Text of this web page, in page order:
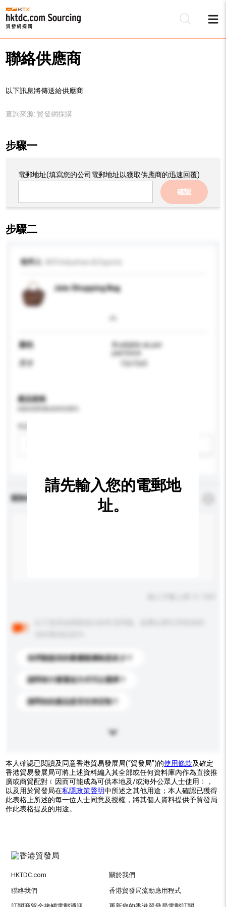
聯絡供應商
以下訊息將傳送給供應商:
查詢來源: 貿發網採購
步驟一
電郵地址(填寫您的公司電郵地址以獲取供應商的迅速回覆)
確認
步驟二
收件人
Jute Shopping Bag
顏色
Available as per
parntone
12x15x5
產品規格
查詢內容
你們能提供的最優惠價格是多少？
請問有什麼運送方式可以選擇？
請問你的產品是否支持定制？
請先輸入您的電郵地
址。
本人確認已閱讀及同意香港貿易發展局(“貿發局”)的使用條款及確定
香港貿易發展局可將上述資料編入其全部或任何資料庫內作為直接推
廣或商貿配對﹝因而可能成為可供本地及/或海外公眾人士使用﹞，
以及用於貿發局在私隱政策聲明中所述之其他用途；本人確認已獲得
此表格上所述的每一位人士同意及授權，將其個人資料提供予貿發局
作此表格提及的用途。
HKTDC.com 關於我們
聯絡我們 香港貿發局流動應用程式